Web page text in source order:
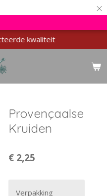
×
kwaliteit
Provençaalse
Kruiden
€ 2,25
Verpakking